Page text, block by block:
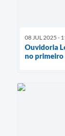
08 JUL 2025 -
Ouvidoria
no primeiro